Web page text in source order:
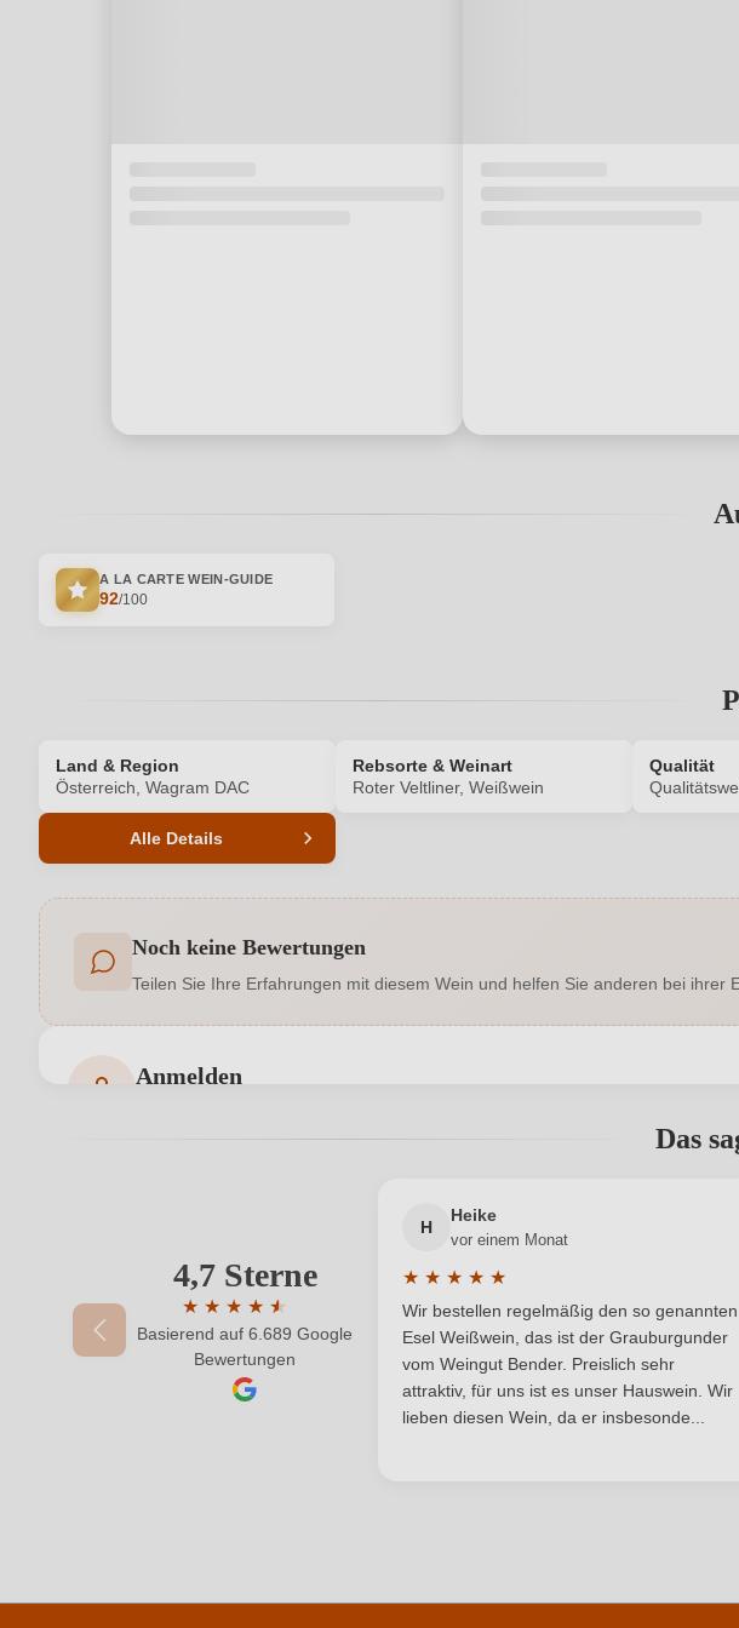
A LA CARTE WEIN-GUIDE
92/100
Land & Region
Österreich, Wagram DAC
Rebsorte & Weinart
Roter Veltliner, Weißwein
Qualität
Alle Details
Allergene
Auszeichnungen
Preisinger-
Passt zu Asiatisch, Rotes
Rebsorte
Noch keine Bewertungen
Teilen Sie Ihre Erfahrungen mit diesem Wein und helfen Sie anderen bei ihrer
Anmelden
Ihre E-Mail-Adresse
Ihr Passwort
Das
4,7 Sterne
★ ★ ★ ★ ★
★
Durchschnittliche Bewertung von 4.7 von 5 Sternen
Basierend auf 6.689 Google
Bewertungen
H
Heike
vor einem Monat
★ ★ ★ ★ ★
Durchschnittliche Bewertung von 5
Wir bestellen regelmäßig den so genannten
Esel Weißwein, das ist der Grauburgunder
vom Weingut Bender. Preislich sehr
attraktiv, für uns ist es unser Hauswein. Wir
lieben diesen Wein, da er insbesonde...